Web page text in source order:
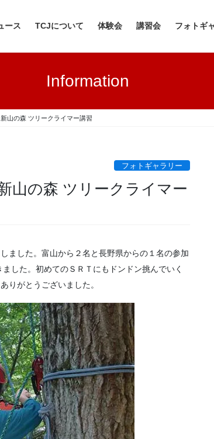
ース TCJについて 体験会 講習会 フォトギ
Information
山の森 ツリークライマー講習
フォトギャラリー
山の森 ツリークライマー
ました。富山から２名と長野県からの１名の参加
した。初めてのＳＲＴにもドンドン挑んでいく
りがとうございました。